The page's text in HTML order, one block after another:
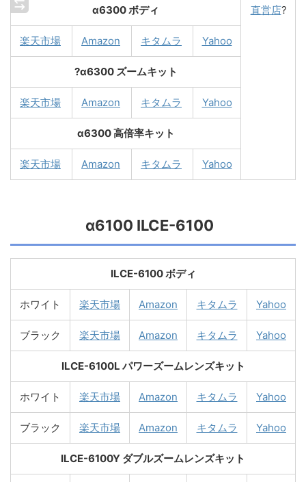
α6300 ボディ 直営店?
楽天市場 Amazon キタムラ Yahoo
?α6300 ズームキット
楽天市場 Amazon キタムラ Yahoo
α6300 高倍率キット
楽天市場 Amazon キタムラ Yahoo
α6100 ILCE-6100
ILCE-6100 ボディ
ホワイト 楽天市場 Amazon キタムラ Yahoo
ブラック 楽天市場 Amazon キタムラ Yahoo
ILCE-6100L パワーズームレンズキット
ホワイト 楽天市場 Amazon キタムラ Yahoo
ブラック 楽天市場 Amazon キタムラ Yahoo
ILCE-6100Y ダブルズームレンズキット